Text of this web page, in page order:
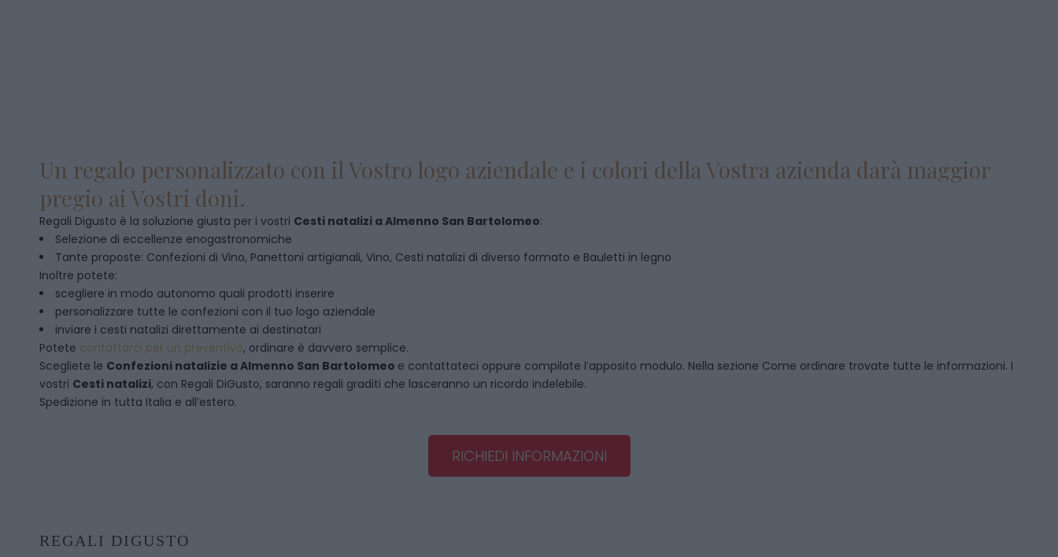
Un regalo personalizzato con il Vostro logo aziendale e i colori della Vostra azienda darà maggior
pregio ai Vostri doni.
Regali Digusto è la soluzione giusta per i vostri Cesti natalizi aAlmenno San Bartolomeo:
Selezione di eccellenze enogastronomiche
Tante proposte: Confezioni di Vino, Panettoni artigianali, Vino, Cesti natalizi di diverso formato e Bauletti in legno
Inoltre potete:
scegliere in modo autonomo quali prodotti inserire
personalizzare tutte le confezioni con il tuo logo aziendale
inviare i cesti natalizi direttamente ai destinatari
Potete contattarci per un preventivo, ordinare è davvero semplice.
Scegliete le Confezioni natalizie aAlmenno San Bartolomeo e contattateci oppure compilate l’apposito modulo. Nella sezione Come ordinare trovate tutte le informazioni. I
vostri Cesti natalizi, con Regali DiGusto, saranno regali graditi che lasceranno un ricordo indelebile.
Spedizione in tutta Italia e all’estero.
RICHIEDI INFORMAZIONI
REGALI DIGUSTO